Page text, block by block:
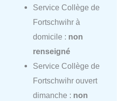
Service Collège de
Fortschwihr à
domicile : non
renseigné
Service Collège de
Fortschwihr ouvert
dimanche : non